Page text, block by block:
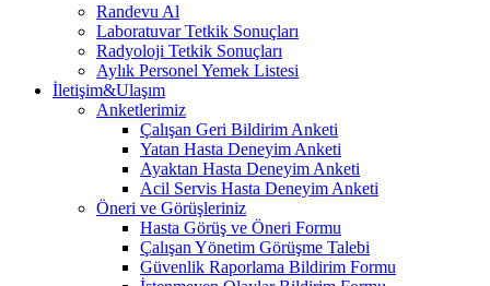
Randevu Al
Laboratuvar Tetkik Sonuçları
Radyoloji Tetkik Sonuçları
Aylık Personel Yemek Listesi
İletişim&Ulaşım
Anketlerimiz
Çalışan Geri Bildirim Anketi
Yatan Hasta Deneyim Anketi
Ayaktan Hasta Deneyim Anketi
Acil Servis Hasta Deneyim Anketi
Öneri ve Görüşleriniz
Hasta Görüş ve Öneri Formu
Çalışan Yönetim Görüşme Talebi
Güvenlik Raporlama Bildirim Formu